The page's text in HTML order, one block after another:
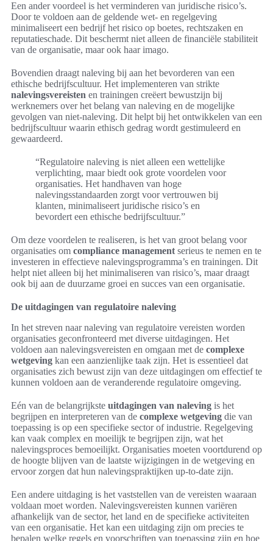
Een ander voordeel is het verminderen van juridische risico’s.
Door te voldoen aan de geldende wet- en regelgeving
minimaliseert een bedrijf het risico op boetes, rechtszaken en
reputatieschade. Dit beschermt niet alleen de financiële stabiliteit
van de organisatie, maar ook haar imago.
Bovendien draagt naleving bij aan het bevorderen van een
ethische bedrijfscultuur. Het implementeren van strikte
nalevingsvereisten en trainingen creëert bewustzijn bij
werknemers over het belang van naleving en de mogelijke
gevolgen van niet-naleving. Dit helpt bij het ontwikkelen van een
bedrijfscultuur waarin ethisch gedrag wordt gestimuleerd en
gewaardeerd.
“Regulatoire naleving is niet alleen een wettelijke
verplichting, maar biedt ook grote voordelen voor
organisaties. Het handhaven van hoge
nalevingsstandaarden zorgt voor vertrouwen bij
klanten, minimaliseert juridische risico’s en
bevordert een ethische bedrijfscultuur.”
Om deze voordelen te realiseren, is het van groot belang voor
organisaties om compliance management serieus te nemen en te
investeren in effectieve nalevingsprogramma’s en trainingen. Dit
helpt niet alleen bij het minimaliseren van risico’s, maar draagt
ook bij aan de duurzame groei en succes van een organisatie.
De uitdagingen van regulatoire naleving
In het streven naar naleving van regulatoire vereisten worden
organisaties geconfronteerd met diverse uitdagingen. Het
voldoen aan nalevingsvereisten en omgaan met de complexe
wetgeving kan een aanzienlijke taak zijn. Het is essentieel dat
organisaties zich bewust zijn van deze uitdagingen om effectief te
kunnen voldoen aan de veranderende regulatoire omgeving.
Eén van de belangrijkste uitdagingen van naleving is het
begrijpen en interpreteren van de complexe wetgeving die van
toepassing is op een specifieke sector of industrie. Regelgeving
kan vaak complex en moeilijk te begrijpen zijn, wat het
nalevingsproces bemoeilijkt. Organisaties moeten voortdurend op
de hoogte blijven van de laatste wijzigingen in de wetgeving en
ervoor zorgen dat hun nalevingspraktijken up-to-date zijn.
Een andere uitdaging is het vaststellen van de vereisten waaraan
voldaan moet worden. Nalevingsvereisten kunnen variëren
afhankelijk van de sector, het land en de specifieke activiteiten
van een organisatie. Het kan een uitdaging zijn om precies te
bepalen welke regels en voorschriften van toepassing zijn en hoe